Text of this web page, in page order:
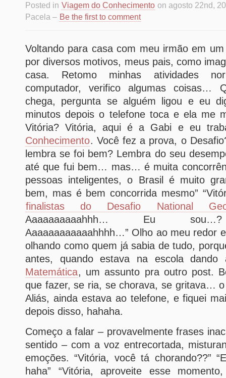
Posted in Viagem do Conhecimento on agosto 22nd,
Pacela – Be the first to comment
Voltando para casa com meu irmão em
por diversos motivos, meus pais, como
casa. Retomo minhas atividades
computador, verifico algumas coisas…
chega, pergunta se alguém ligou e eu
minutos depois o telefone toca e ela me
Vitória? Vitória, aqui é a Gabi e eu
Conhecimento. Você fez a prova, o
lembra se foi bem? Lembra do seu
até que fui bem… mas… é muita
pessoas inteligentes, o Brasil é muito
bem, mas é bem concorrida mesmo”
finalistas do Desafio National
Aaaaaaaaaahhh… Eu sou…?
Aaaaaaaaaaaahhhh…” Olho ao meu redor
olhando como quem já sabia de tudo,
antes, quando estava na escola
Matemática, um assunto pra outro post.
que fazer, se ria, se chorava, se gritava…
Aliás, ainda estava ao telefone, e fiquei
depois disso, hahaha.
Começo a falar – provavelmente frases
sentido – com a voz entrecortada,
emoções. “Vitória, você tá chorando??”
haha” “Vitória, aproveite esse